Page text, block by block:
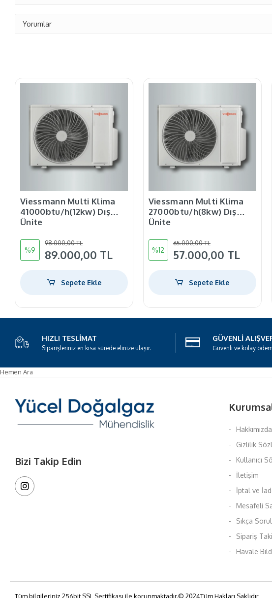
Yorumlar
Viessmann Multi Klima
41000btu/h(12kw) Dış
Ünite
%9
98.000,00 TL
89.000,00 TL
Sepete Ekle
Viessmann Multi Klima
27000btu/h(8kw) Dış
Ünite
%12
65.000,00 TL
57.000,00 TL
Sepete Ekle
HIZLI TESLIMAT
Siparişleriniz en kısa sürede elinize ulaşır.
GÜVENLI
Güvenli ve kolay
Hemen Ara
Bizi Takip Edin
Hakkımızda
Gizlilik
Kullanıcı
İletişim
İptal ve
Mesafeli
Sıkça
Sipariş
Havale
Tüm bilgileriniz 256bit SSL Sertifikası ile korunmaktadır.© 2024Tüm Hakları Saklıdır